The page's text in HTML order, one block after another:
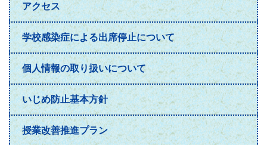
アクセス
学校感染症による出席停止について
個人情報の取り扱いについて
いじめ防止基本方針
授業改善推進プラン